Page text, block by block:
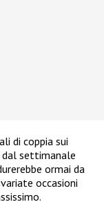
di coppia sui
settimanale
ormai da
occasioni